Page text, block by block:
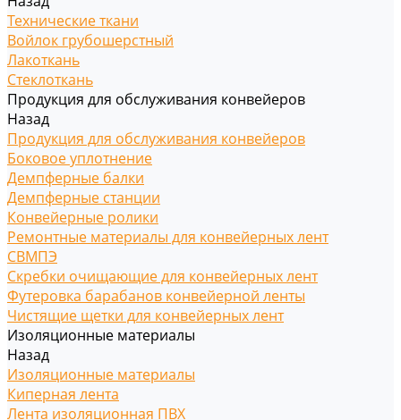
Технические ткани
Войлок грубошерстный
Лакоткань
Стеклоткань
Продукция для обслуживания конвейеров
Назад
Продукция для обслуживания конвейеров
Боковое уплотнение
Демпферные балки
Демпферные станции
Конвейерные ролики
Ремонтные материалы для конвейерных лент
СВМПЭ
Скребки очищающие для конвейерных лент
Футеровка барабанов конвейерной ленты
Чистящие щетки для конвейерных лент
Изоляционные материалы
Назад
Изоляционные материалы
Киперная лента
Лента изоляционная ПВХ